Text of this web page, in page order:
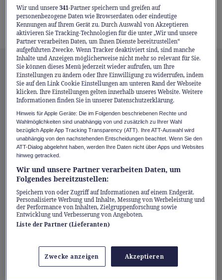
Einsteigen und ab ins Wintervergnügen: Ganz bequem und
nachhaltig mit dem ÖV den Schweizer Winter ausklingen
lassen.
1. Kloster Einsiedeln: Spannender
Blick hinter die Kulissen
Lust, einen Blick hinter die Mauern des
Klosters zu werfen? Dann einfach in Zürich in
den Zug nach Einsiedeln steigen und montags
bis samstags jeweils um 14 Uhr bei einer
spannenden Führung
Klosterkirche und die historische
Stiftsbibliothek entdecken.
Ein besonderes Erlebnis ist die Prozession
der Mönche, die täglich nach der Vesper um
16.30 Uhr von der Klosterkirche zur
Gnadenkapelle ziehen und dabei das «Salve
Wir und unsere341-Partner speichern und greifen auf
personenbezogene Daten wie Browserdaten oder eindeutige
Kennungen auf Ihrem Gerät zu. Durch Auswahl von Akzeptieren
aktivieren Sie Tracking-Technologien für die unter „Wir und unsere
Partner verarbeiten Daten, um Ihnen Dienste bereitzustellen“
aufgeführten Zwecke. Wenn Tracker deaktiviert sind, sind manche
Inhalte und Anzeigen möglicherweise nicht mehr so relevant für Sie.
Sie können dieses Menü jederzeit wieder aufrufen, um Ihre
Einstellungen zu ändern oder Ihre Einwilligung zu widerrufen, indem
Sie auf den Link Cookie Einstellungen am unteren Rand der Webseite
klicken. Ihre Einstellungen gelten innerhalb unseres Website. Weitere
Informationen finden Sie in unserer Datenschutzerklärung.
Hinweis für Apple Geräte: Die im Folgenden beschriebenen Rechte und
Wahlmöglichkeiten sind unabhängig von und zusätzlich zu Ihrer Wahl
bezüglich Apple App Tracking Transparency (ATT). Ihre ATT-Auswahl wird
unabhängig von den nachstehenden Entscheidungen beachtet. Wenn Sie den
ATT-Dialog abgelehnt haben, werden Ihre Daten nicht über Apps und Websites
hinweg getracked.
Wir und unsere Partner verarbeiten Daten, um
Folgendes bereitzustellen:
Speichern von oder Zugriff auf Informationen auf einem Endgerät.
Personalisierte Werbung und Inhalte, Messung von Werbeleistung und
der Performance von Inhalten, Zielgruppenforschung sowie
Entwicklung und Verbesserung von Angeboten.
Liste der Partner (Lieferanten)
Zwecke anzeigen Akzeptieren